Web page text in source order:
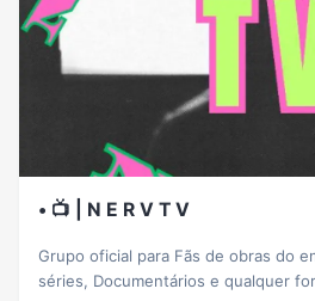
• 📺 | N E R V T V
Grupo oficial para Fãs de obras do
séries, Documentários e qualquer